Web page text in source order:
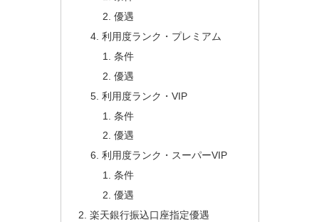
優遇
利用度ランク・プレミアム
条件
優遇
利用度ランク・VIP
条件
優遇
利用度ランク・スーパーVIP
条件
優遇
楽天銀行振込口座指定優遇